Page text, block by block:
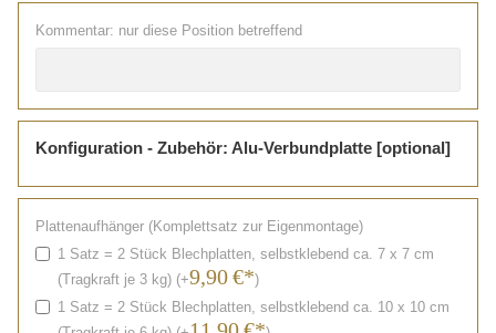
Kommentar: nur diese Position betreffend
Konfiguration - Zubehör: Alu-Verbundplatte [optional]
Plattenaufhänger (Komplettsatz zur Eigenmontage)
1 Satz = 2 Stück Blechplatten, selbstklebend ca. 7 x 7 cm
(Tragkraft je 3 kg) (+9,90€*)
1 Satz = 2 Stück Blechplatten, selbstklebend ca. 10 x 10 cm